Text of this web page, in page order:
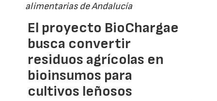
alimentarias de Andalucía
El proyecto BioChargae
busca convertir
residuos agrícolas en
bioinsumos para
cultivos leñosos